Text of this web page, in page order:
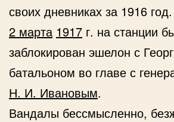
своих дневниках за 1916 год.
2 марта 1917 г. на станции
заблокирован эшелон с
батальоном во главе с
Н. И. Ивановым.
Вандалы бессмысленно,